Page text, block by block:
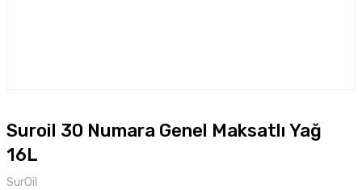
Suroil 30 Numara Genel Maksatlı Yağ
16L
SurOil